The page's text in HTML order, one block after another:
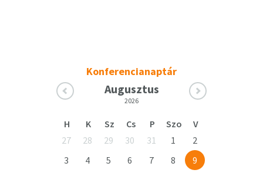
Konferencianaptár
Augusztus
2026
H K Sz Cs P Szo
V
27
28 29 30 31 1
2
3
4 5 6 7 8
9